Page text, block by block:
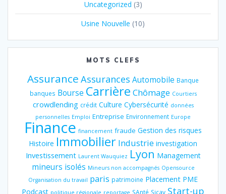
Uncategorized (3)
Usine Nouvelle (10)
MOTS CLEFS
Assurance Assurances Automobile Banque
banques Bourse Carrière Chômage Courtiers
crowdlending crédit Culture Cybersécurité données
personnelles Emploi Entreprise Environnement Europe
Finance financement fraude Gestion des risques
Histoire Immobilier Industrie investigation
Investissement Laurent Wauquiez Lyon Management
mineurs isolés Mineurs non accompagnés Opensource
Organisation du travail paris patrimoine Placement PME
Podcast politique régionale reportage SAnté Sicav Start-up